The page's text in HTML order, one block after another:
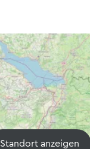
Standort anzeigen